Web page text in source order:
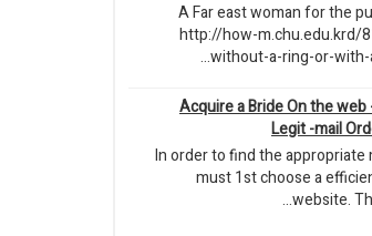
A Far east woman for the
http://how-m.chu.edu.krd/
without-a-ring-or-with-
Acquire a Bride On the
Legit -mail
In order to find the appropriate
must 1st choose a
website.